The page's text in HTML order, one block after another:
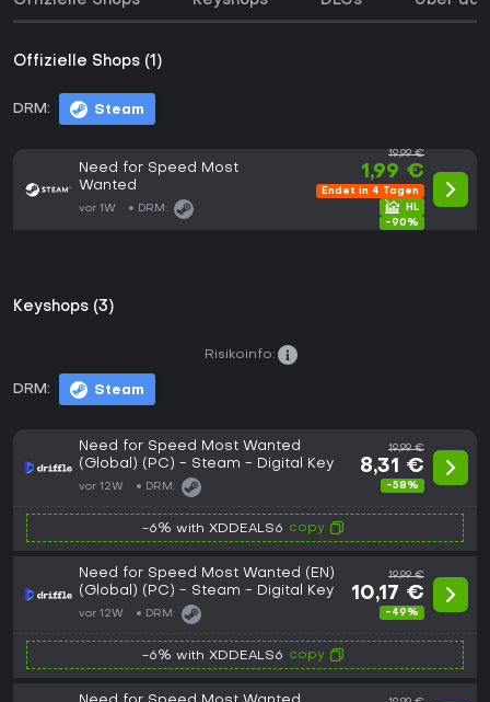
Offizielle Shops (1)
DRM: Steam
Need for Speed Most
Wanted
vor 1W DRM:
19,99 €
1,99 €
Endet in 4 Tagen
-90%
Keyshops (3)
DRM: Steam
Risikoinfo:
Need for Speed Most Wanted
(Global) (PC) - Steam - Digital Key
vor 12W DRM:
19,99 €
8,31 €
-58%
-6% with XDDEALS6 copy
Need for Speed Most Wanted (EN)
(Global) (PC) - Steam - Digital Key
vor 12W DRM:
19,99 €
10,17 €
-49%
-6% with XDDEALS6 copy